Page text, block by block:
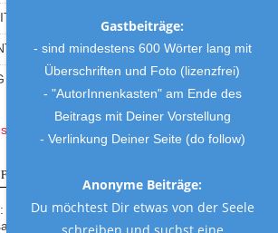
KINDERN
UND GEWINNSPIELE
MUTTER
Eine Mama am Rande des
Gastbeiträge:
- sind mindestens 600 Wörter lang mit
Überschriften und Foto (lizenzfrei)
- "AutorInnenkasten" am Ende des
Beitrags mit Deiner Vorstellung
- Verlinkung Deiner Seite (do follow)
Anonyme Beiträge:
Du möchtest Dir etwas von der Seele